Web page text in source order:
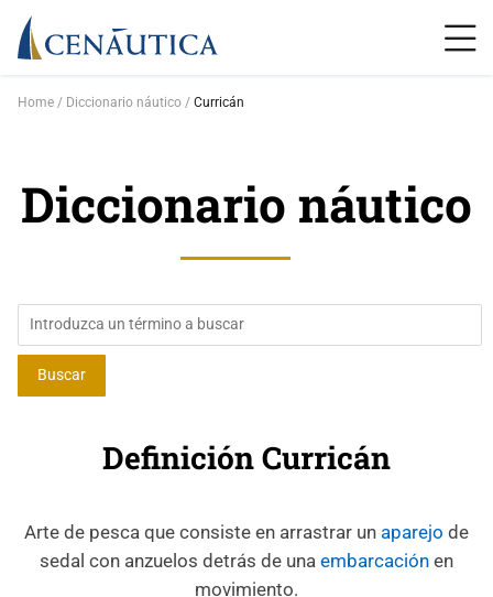
Home Diccionario náutico Curricán
Diccionario náutico
Definición Curricán
Arte de pesca que consiste en arrastrar un aparejo de
sedal con anzuelos detrás de una embarcación en
movimiento.